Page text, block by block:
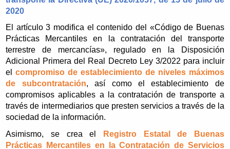
2020
El artículo 3 modifica el contenido del «Código de Buenas
Prácticas Mercantiles en la contratación del transporte
terrestre de mercancías», regulado en la Disposición
Adicional Primera del Real Decreto Ley 3/2022 para incluir
elcompromiso de establecimiento de niveles máximos
de subcontratación, así como el establecimiento de
compromisos aplicables a la contratación de transporte a
través de intermediarios que presten servicios a través de la
sociedad de la información.
Asimismo, se crea el
Registro Estatal de Buenas
Prácticas Mercantiles en la Contratación de Servicios